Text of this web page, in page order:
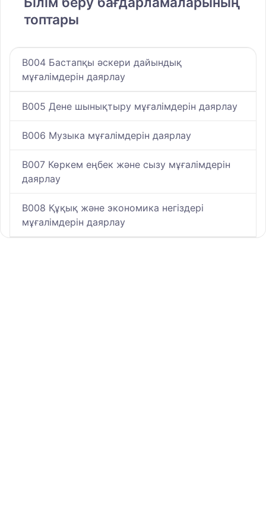
топтары
B004 Бастапқы әскери дайындық
мұғалімдерін даярлау
B005 Дене шынықтыру мұғалімдерін даярлау
B006 Музыка мұғалімдерін даярлау
B007 Көркем еңбек және сызу мұғалімдерін
даярлау
B008 Құқық және экономика негіздері
мұғалімдерін даярлау